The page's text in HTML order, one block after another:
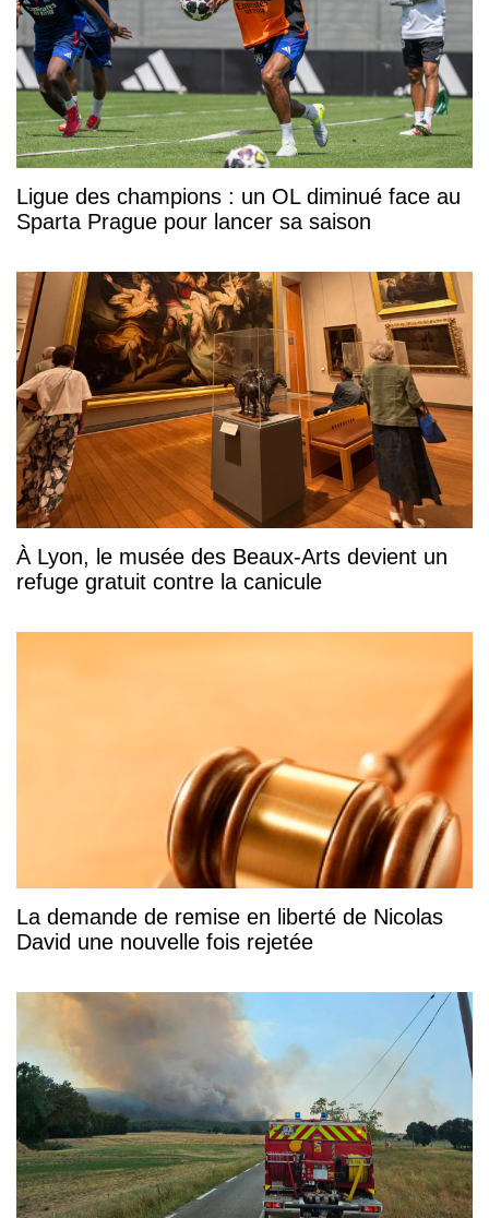
Ligue des champions : un OL diminué face au
Sparta Prague pour lancer sa saison
À Lyon, le musée des Beaux-Arts devient un
refuge gratuit contre la canicule
La demande de remise en liberté de Nicolas
David une nouvelle fois rejetée